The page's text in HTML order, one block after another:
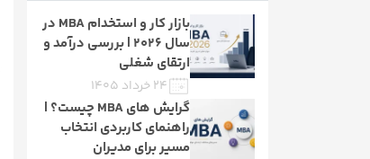
بازار کار و استخدام MBA در
سال ۲۰۲۶ | بررسی درآمد و
ارتقای شغلی
۲۴ خرداد ۱۴۰۵
گرایش های MBA چیست؟ |
راهنمای کاربردی انتخاب
مسیر برای مدیران